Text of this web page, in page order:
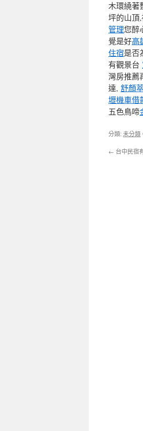
木環繞著
坪的山頂
管理您醉
覺是好高
住宿是否
有觀景台
灣房推薦
達, 舒顏
壢機車借
五色鳥啼
分類:未分類
← 台中民宿